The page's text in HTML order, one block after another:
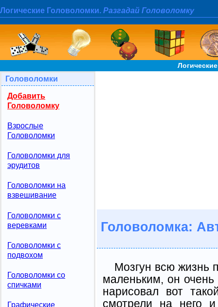
Логические Головоломки. Разгадай Головоломку
Головоломки
Добавить
Головоломку
Взрослые
Головоломки
Головоломки для
эрудитов
Головоломки на
взвешивание
Головоломки с
веревками
Головоломки с
подвохом
Головоломки со
спичками
Графические
Головоломка:
Мозгун всю жизнь
маленьким, он
нарисовал вот
смотрели на него